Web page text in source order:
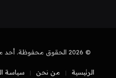
© 2026 الحقوق محفوظة. أحد مواقع،
الرئيسية من نحن سياسة